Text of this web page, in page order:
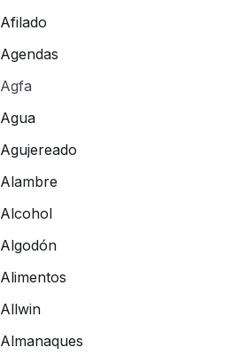
Afilado
Agendas
Agfa
Agua
Agujereado
Alambre
Alcohol
Algodón
Alimentos
Allwin
Almanaques